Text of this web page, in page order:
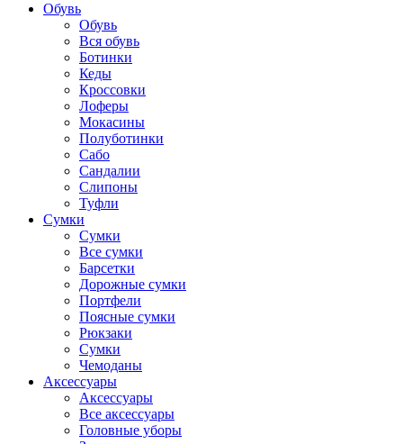
Обувь
Обувь
Вся обувь
Ботинки
Кеды
Кроссовки
Лоферы
Мокасины
Полуботинки
Сабо
Сандалии
Слипоны
Туфли
Сумки
Сумки
Все сумки
Барсетки
Дорожные сумки
Портфели
Поясные сумки
Рюкзаки
Сумки
Чемоданы
Аксессуары
Аксессуары
Все аксессуары
Головные уборы